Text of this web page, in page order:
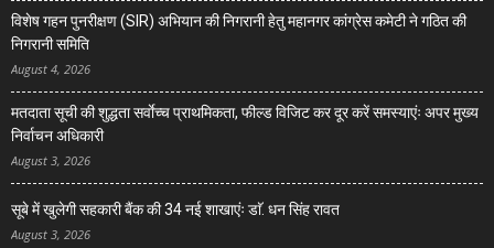
विशेष गहन पुनरीक्षण (SIR) अभियान की निगरानी हेतु महानगर कांग्रेस कमेटी ने गठित की
निगरानी समिति
August 4, 2026
मतदाता सूची की शुद्धता सर्वाेच्च प्राथमिकता, फील्ड विजिट कर दूर करें समस्याएंः अपर मुख्य
निर्वाचन अधिकारी
August 3, 2026
सूबे में खुलेगी सहकारी बैंक की 34 नई शाखाएंः डाॅ. धन सिंह रावत
August 3, 2026